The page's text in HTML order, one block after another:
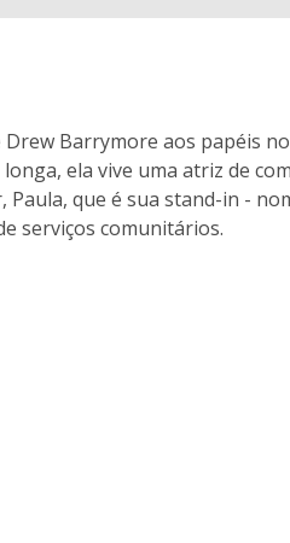
Barrymore aos papéis
ela vive uma atriz de
que é sua stand-in -
serviços comunitários.